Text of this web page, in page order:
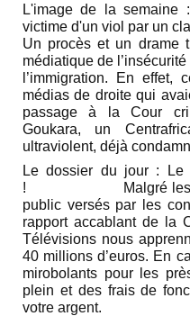
L'image de la semaine :
victime d'un viol par un
Un procès et un drame
médiatique de
l’immigration. En
médias de droite qui
passage à la Cour
Goukara, un
ultraviolent, déjà
Le dossier du jour :
Le
!
Malgré
public versés par les
rapport accablant de la
Télévisions nous
40 millions d’euros. En
mirobolants pour les
plein et des frais de
votre argent.